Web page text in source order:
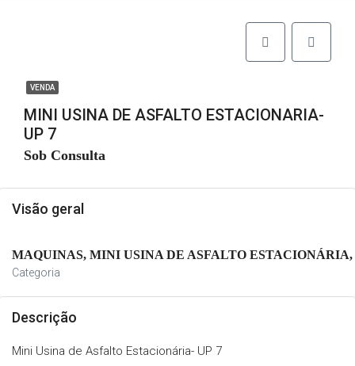
VENDA
MINI USINA DE ASFALTO ESTACIONARIA-
UP 7
Sob Consulta
Visão geral
MAQUINAS, MINI USINA DE ASFALTO
Categoria
Descrição
Mini Usina de Asfalto Estacionária- UP 7